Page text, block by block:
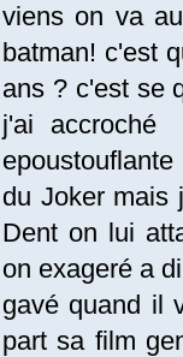
viens on va
batman! c'est
ans ? c'est se
j'ai accroché
du Joker mais
Dent on lui
on exageré a
gavé quand il
part sa film